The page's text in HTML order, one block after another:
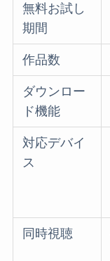
無料お試し
期間
作品数
ダウンロー
ド機能
対応デバイ
ス
同時視聴